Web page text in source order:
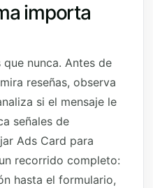
importa
nunca. Antes de
reseñas, observa
si el mensaje le
señales de
Ads Card para
recorrido completo:
hasta el formulario,